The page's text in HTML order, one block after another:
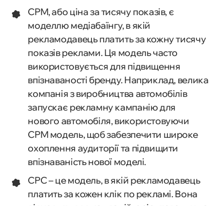
CPM, або ціна за тисячу показів, є
моделлю медіабаїнгу, в якій
рекламодавець платить за кожну тисячу
показів реклами. Ця модель часто
використовується для підвищення
впізнаваності бренду. Наприклад, велика
компанія з виробництва автомобілів
запускає рекламну кампанію для
нового автомобіля, використовуючи
CPM модель, щоб забезпечити широке
охоплення аудиторії та підвищити
впізнаваність нової моделі.
CPC – це модель, в якій рекламодавець
платить за кожен клік по рекламі. Вона